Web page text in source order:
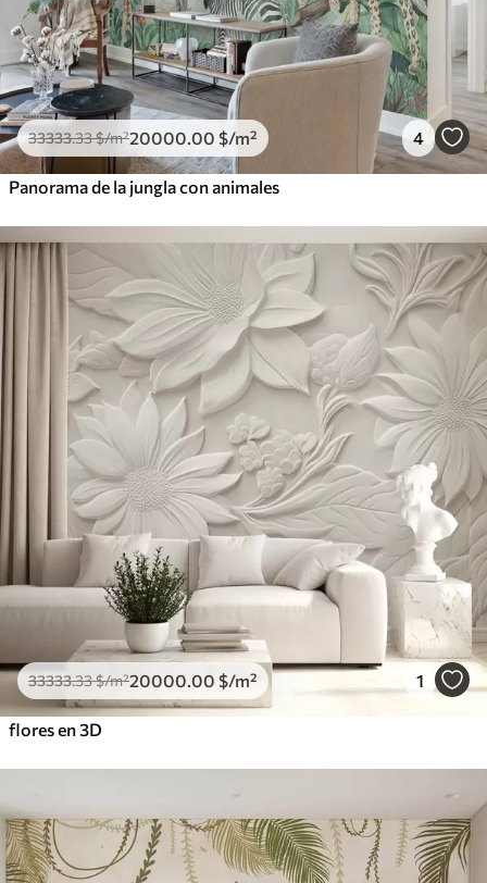
33333.33$/m²20000 .00 $/m² 4
Panorama de la jungla con animales
33333.33$/m²20000 .00 $/m² 1
flores en 3D